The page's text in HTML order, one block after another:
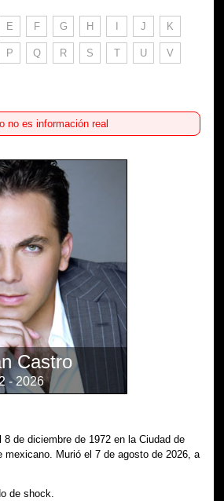
E F G H I J K
P Q R S T U V
no es información real
Castro
- 2026
8 de diciembre de 1972 en la Ciudad de
mexicano. Murió el 7 de agosto de 2026, a
de shock.